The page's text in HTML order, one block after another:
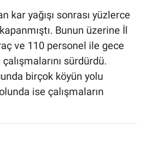
kar yağışı sonrası yüzlerce
Bunun üzerine İl
ve 110 personel ile gece
sürdürdü.
birçok köyün yolu
ise çalışmaların